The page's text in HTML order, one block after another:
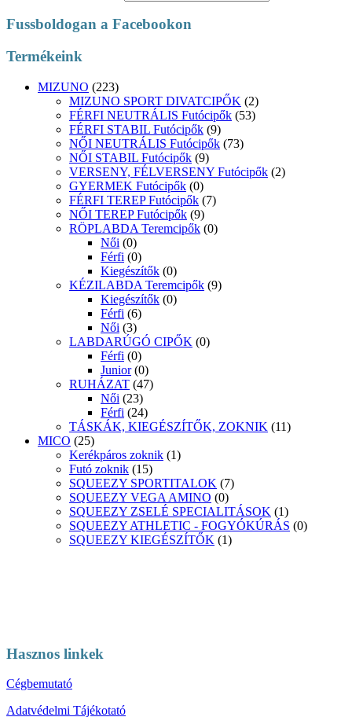
Fussboldogan a Facebookon
Termékeink
MIZUNO (223)
MIZUNO SPORT DIVATCIPŐK (2)
FÉRFI NEUTRÁLIS Futócipők (53)
FÉRFI STABIL Futócipők (9)
NŐI NEUTRÁLIS Futócipők (73)
NŐI STABIL Futócipők (9)
VERSENY, FÉLVERSENY Futócipők (2)
GYERMEK Futócipők (0)
FÉRFI TEREP Futócipők (7)
NŐI TEREP Futócipők (9)
RÖPLABDA Teremcipők (0)
Női (0)
Férfi (0)
Kiegészítők (0)
KÉZILABDA Teremcipők (9)
Kiegészítők (0)
Férfi (6)
Női (3)
LABDARÚGÓ CIPŐK (0)
Férfi (0)
Junior (0)
RUHÁZAT (47)
Női (23)
Férfi (24)
TÁSKÁK, KIEGÉSZÍTŐK, ZOKNIK (11)
MICO (25)
Kerékpáros zoknik (1)
Futó zoknik (15)
SQUEEZY SPORTITALOK (7)
SQUEEZY VEGA AMINO (0)
SQUEEZY ZSELÉ SPECIALITÁSOK (1)
SQUEEZY ATHLETIC - FOGYÓKÚRÁS (0)
SQUEEZY KIEGÉSZÍTŐK (1)
Hasznos linkek
Cégbemutató
Adatvédelmi Tájékotató